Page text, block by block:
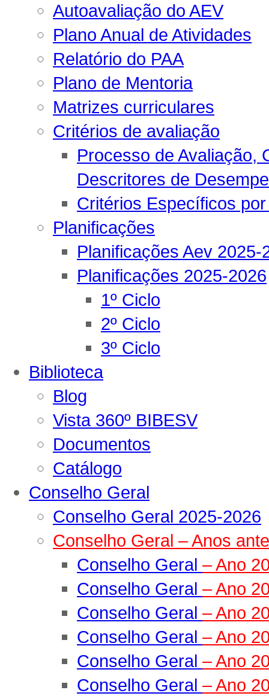
Autoavaliação do AEV
Plano Anual de Atividades
Relatório do PAA
Plano de Mentoria
Matrizes curriculares
Critérios de avaliação
Processo de Avaliação,
Descritores de
Critérios Específicos
Planificações
Planificações Aev 2025-
Planificações 2025-2026
1º Ciclo
2º Ciclo
3º Ciclo
Biblioteca
Blog
Vista 360º BIBESV
Documentos
Catálogo
Conselho Geral
Conselho Geral 2025-2026
Conselho Geral – Anos
Conselho Geral – Ano
Conselho Geral – Ano
Conselho Geral – Ano
Conselho Geral – Ano
Conselho Geral – Ano
Conselho Geral – Ano